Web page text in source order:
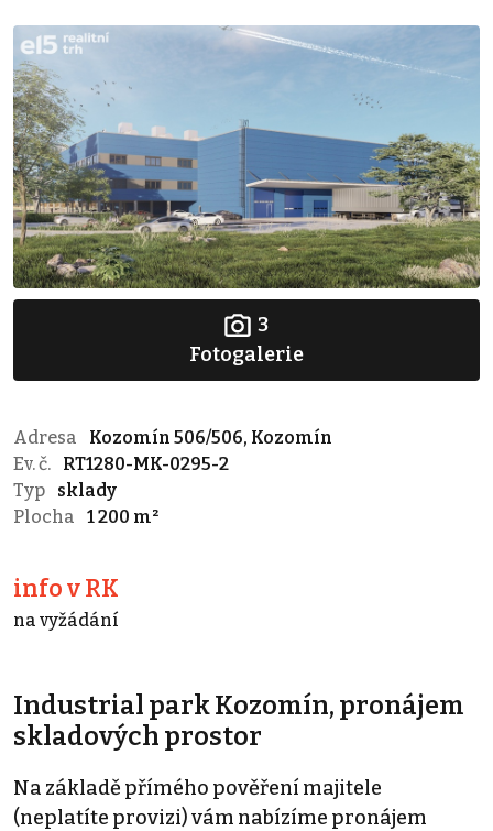
3
Fotogalerie
Adresa
Kozomín 506/506, Kozomín
Ev. č.
RT1280-MK-0295-2
Typ
sklady
Plocha
1 200 m²
info v RK
na vyžádání
Industrial park Kozomín, pronájem
skladových prostor
Na základě přímého pověření majitele
(neplatíte provizi) vám nabízíme pronájem